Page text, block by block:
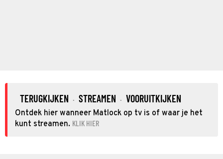
TERUGKIJKEN · STREAMEN · VOORUITKIJKEN
Ontdek hier wanneer Matlock op tv is of waar je het
kunt streamen. KLIK HIER